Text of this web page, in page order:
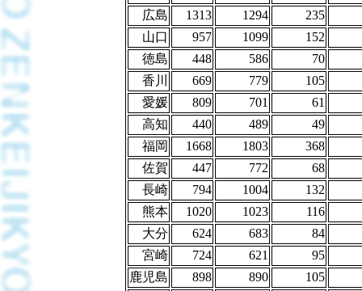
広島 1313 1294
235
山口
957 1099
152
徳島
448 586
70
香川
669 779
105
愛媛
809 701
61
高知
440 489
49
福岡
1668 1803
368
佐賀
447 772
68
長崎
794 1004
132
熊本
1020 1023
116
大分
624 683
84
宮崎
724 621
95
鹿児島
898 890
105